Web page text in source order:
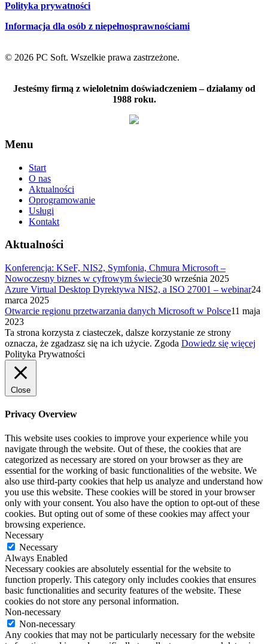
Polityka prywatności
Informacja dla osób z niepełnosprawnościami
© 2026 PC Soft. Wszelkie prawa zastrzeżone.
Jesteśmy firmą z wieloletnim doświadczeniem – działamy od
1988 roku.
Menu
Start
O nas
Aktualności
Oprogramowanie
Usługi
Kontakt
Aktualności
Konferencja: KSeF, NIS2, Symfonia, Chmura Microsoft –
Nowoczesny biznes w cyfrowym świecie30 września 2025
Azure Virtual Desktop Dyrektywa NIS2, a ISO 27001 – webinar24
marca 2025
Otwarcie regionu przetwarzania danych Microsoft w Polsce11 maja
2023
Ta strona korzysta z ciasteczek, dalsze korzystanie ze strony
oznacza, że zgadzasz się na ich użycie. Zgoda Dowiedz się więcej
Polityka Prywatności
Close
Privacy Overview
This website uses cookies to improve your experience while you
navigate through the website. Out of these, the cookies that are
categorized as necessary are stored on your browser as they are
essential for the working of basic functionalities of the website. We
also use third-party cookies that help us analyze and understand how
you use this website. These cookies will be stored in your browser
only with your consent. You also have the option to opt-out of these
cookies. But opting out of some of these cookies may affect your
browsing experience.
Necessary
Necessary
Always Enabled
Necessary cookies are absolutely essential for the website to
function properly. This category only includes cookies that ensures
basic functionalities and security features of the website. These
cookies do not store any personal information.
Non-necessary
Non-necessary
Any cookies that may not be particularly necessary for the website